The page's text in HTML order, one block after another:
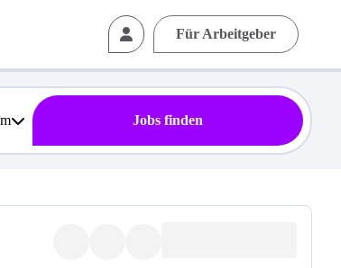
Für Arbeitgeber
Jobs finden